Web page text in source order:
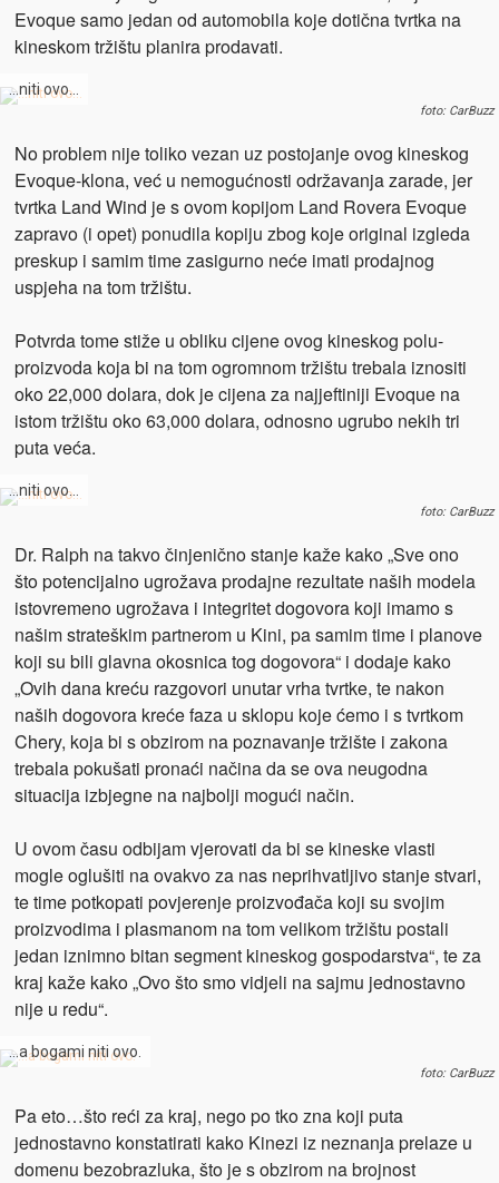
Evoque samo jedan od automobila koje dotična tvrtka na
kineskom tržištu planira prodavati.
…niti ovo…
foto: CarBuzz
No problem nije toliko vezan uz postojanje ovog kineskog
Evoque-klona, već u nemogućnosti održavanja zarade, jer
tvrtka Land Wind je s ovom kopijom Land Rovera Evoque
zapravo (i opet) ponudila kopiju zbog koje original izgleda
preskup i samim time zasigurno neće imati prodajnog
uspjeha na tom tržištu.
Potvrda tome stiže u obliku cijene ovog kineskog polu-
proizvoda koja bi na tom ogromnom tržištu trebala iznositi
oko 22,000 dolara, dok je cijena za najjeftiniji Evoque na
istom tržištu oko 63,000 dolara, odnosno ugrubo nekih tri
puta veća.
…niti ovo…
foto: CarBuzz
Dr. Ralph na takvo činjenično stanje kaže kako „Sve ono
što potencijalno ugrožava prodajne rezultate naših modela
istovremeno ugrožava i integritet dogovora koji imamo s
našim strateškim partnerom u Kini, pa samim time i planove
koji su bili glavna okosnica tog dogovora“ i dodaje kako
„Ovih dana kreću razgovori unutar vrha tvrtke, te nakon
naših dogovora kreće faza u sklopu koje ćemo i s tvrtkom
Chery, koja bi s obzirom na poznavanje tržište i zakona
trebala pokušati pronaći načina da se ova neugodna
situacija izbjegne na najbolji mogući način.
U ovom času odbijam vjerovati da bi se kineske vlasti
mogle oglušiti na ovakvo za nas neprihvatljivo stanje stvari,
te time potkopati povjerenje proizvođača koji su svojim
proizvodima i plasmanom na tom velikom tržištu postali
jedan iznimno bitan segment kineskog gospodarstva“, te za
kraj kaže kako „Ovo što smo vidjeli na sajmu jednostavno
nije u redu“.
…a bogami niti ovo.
foto: CarBuzz
Pa eto…što reći za kraj, nego po tko zna koji puta
jednostavno konstatirati kako Kinezi iz neznanja prelaze u
domenu bezobrazluka, što je s obzirom na brojnost